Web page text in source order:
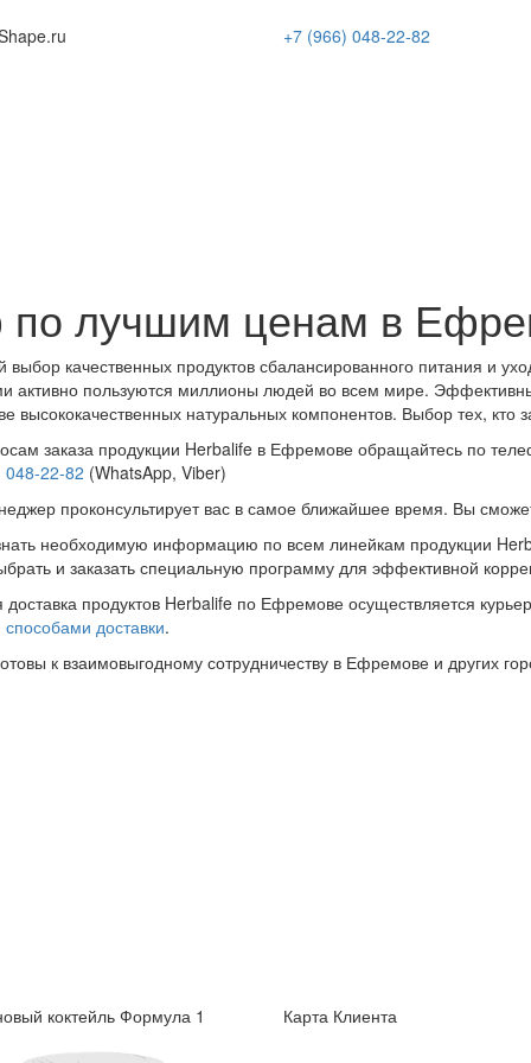
.ru +7 (966) 048-22-82
по лучшим ценам в
выбор качественных продуктов сбалансированного питания и
активно пользуются миллионы людей во всем мире.
высококачественных натуральных компонентов. Выбор тех, кто
заказа продукции Herbalife в Ефремове обращайтесь по
048-22-82 (WhatsApp, Viber)
проконсультирует вас в самое ближайшее время. Вы
необходимую информацию по всем линейкам продукции
и заказать специальную программу для эффективной
доставка продуктов Herbalife по Ефремове осуществляется
способами доставки.
к взаимовыгодному сотрудничеству в Ефремове и других
коктейль Формула 1 Карта Клиента